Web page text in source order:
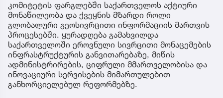
კომიტეტის ფარგლებში საქართველოს აქტიური
მონაწილეობა და ქვეყნის მზარდი როლი
გლობალური გეოსივრცითი ინფორმაციის მართვის
პროცესებში. ყურადღება გამახვილდა
საქართველოში ეროვნული სივრცითი მონაცემების
ინფრასტრუქტურის განვითარებაზე, მიწის
ადმინისტრირების, ციფრული მმართველობისა და
ინოვაციური სერვისების მიმართულებით
განხორციელებულ რეფორმებზე.